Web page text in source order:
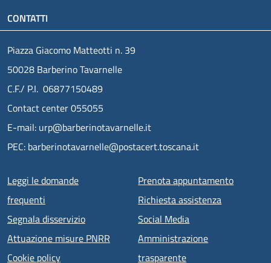
CONTATTI
Piazza Giacomo Matteotti n. 39
50028 Barberino Tavarnelle
C.F./ P.I. 06877150489
Contact center 055055
E-mail: urp@barberinotavarnelle.it
PEC: barberinotavarnelle@postacert.toscana.it
Menu piè di pagina
Leggi le domande
frequenti
Segnala disservizio
Attuazione misure PNRR
Cookie policy
Prenota appuntamento
Richiesta assistenza
Social Media
Amministrazione
trasparente